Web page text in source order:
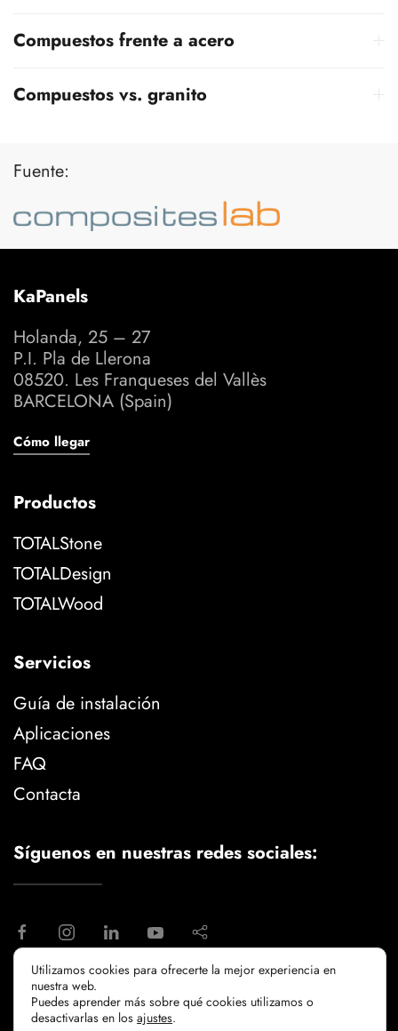
Compuestos frente a acero
Compuestos vs. granito
Fuente:
KaPanels
Holanda, 25 – 27
P.I. Pla de Llerona
08520. Les Franqueses del Vallès
BARCELONA (Spain)
Cómo llegar
Productos
TOTALStone
TOTALDesign
TOTALWood
Servicios
Guía de instalación
Aplicaciones
FAQ
Contacta
Síguenos en nuestras redes sociales:
aviso legal
politica de privacidad
politicia de cookies
Utilizamos cookies para ofrecerte la mejor experiencia en
nuestra web.
Puedes aprender más sobre qué cookies utilizamos o
desactivarlas en los ajustes.